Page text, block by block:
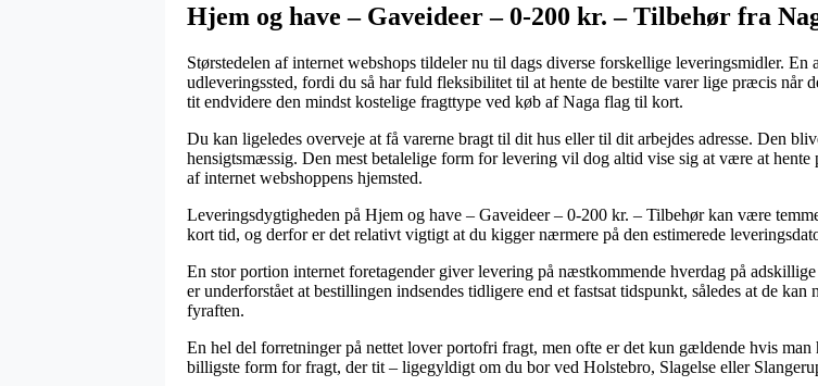
Hjem og have – Gaveideer – 0-200 kr. – Tilbehør fra
Størstedelen af internet webshops tildeler nu til dags diverse forskellige leveringsmidler.
udleveringssted, fordi du så har fuld fleksibilitet til at hente de bestilte varer lige præcis når
tit endvidere den mindst kostelige fragttype ved køb af Naga flag til kort.
Du kan ligeledes overveje at få varerne bragt til dit hus eller til dit arbejdes adresse. Den
hensigtsmæssig. Den mest betalelige form for levering vil dog altid vise sig at være at
af internet webshoppens hjemsted.
Leveringsdygtigheden på Hjem og have – Gaveideer – 0-200 kr. – Tilbehør kan være
kort tid, og derfor er det relativt vigtigt at du kigger nærmere på den estimerede
En stor portion internet foretagender giver levering på næstkommende hverdag på
er underforstået at bestillingen indsendes tidligere end et fastsat tidspunkt, således at de
fyraften.
En hel del forretninger på nettet lover portofri fragt, men ofte er det kun gældende hvis
billigste form for fragt, der tit – ligegyldigt om du bor ved Holstebro, Slagelse eller